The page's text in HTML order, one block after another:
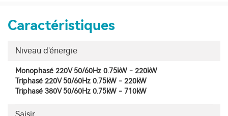
Caractéristiques
Niveau d'énergie
Monophasé 220V 50/60Hz 0.75kW - 220kW
Triphasé 220V 50/60Hz 0.75kW - 220kW
Triphasé 380V 50/60Hz 0.75kW - 710kW